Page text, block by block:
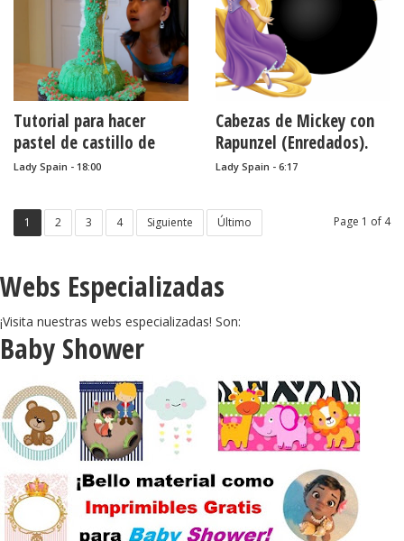
Tutorial para hacer
pastel de castillo de
Rapunzel.
Lady Spain - 18:00
Cabezas de Mickey con
Rapunzel (Enredados).
Lady Spain - 6:17
Page 1 of 4
1 2 3 4 Siguiente Último
Webs Especializadas
¡Visita nuestras webs especializadas! Son:
Baby Shower